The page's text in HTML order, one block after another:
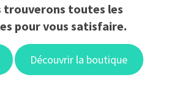
trouverons toutes les
pour vous satisfaire.
Découvrir la boutique